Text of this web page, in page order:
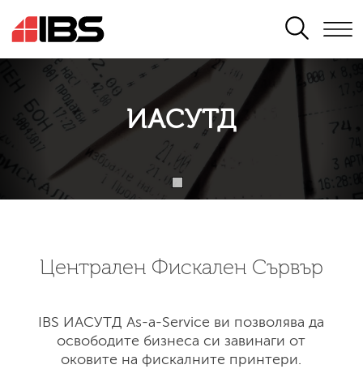
SEARCH
ИАСУТД
Централен Фискален Сървър
IBS ИАСУТД As-a-Service ви позволява да
освободите бизнеса си завинаги от
оковите на фискалните принтери.